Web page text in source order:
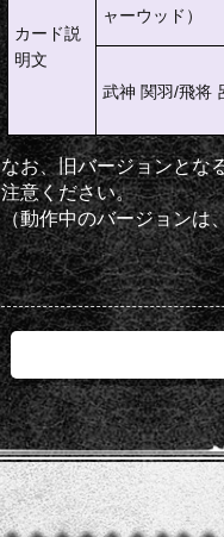
カード説
明文
ャーウッド）
武神 関羽/飛将
なお、旧バージョンとな
注意ください。
（動作中のバージョンは